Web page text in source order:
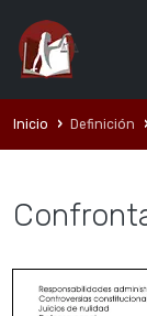
Inicio Definición